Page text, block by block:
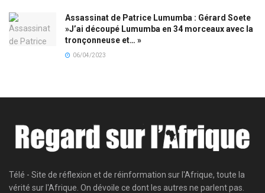
Assassinat de Patrice Lumumba : Gérard Soete
»J’ai découpé Lumumba en 34 morceaux avec la
tronçonneuse et… »
06/04/2023
Télé - Site de réflexion et de réinformation sur l'Afrique, toute la
vérité sur l'Afrique. On dévoile ce dont les autres ne parlent pas.